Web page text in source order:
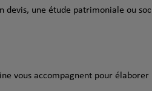
une étude patrimoniale ou
vous accompagnent pour